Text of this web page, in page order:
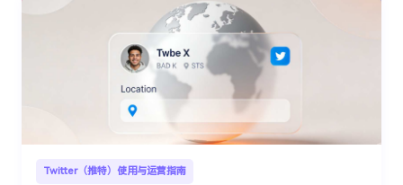
Twitter（推特）使用与运营指南